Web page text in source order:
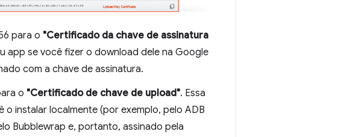
para o "Certificado da chave de assinatura
app se você fizer o download dele na Google
com a chave de assinatura.
o "Certificado de chave de upload". Essa
instalar localmente (por exemplo, pelo ADB
Bubblewrap e, portanto, assinado pela